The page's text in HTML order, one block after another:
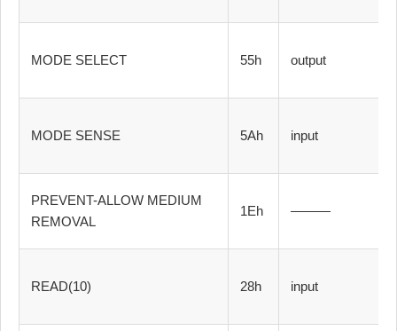
MODE SELECT 55h output
MODE SENSE 5Ah input
PREVENT-ALLOW MEDIUM
REMOVAL
1Eh ———
READ(10) 28h input